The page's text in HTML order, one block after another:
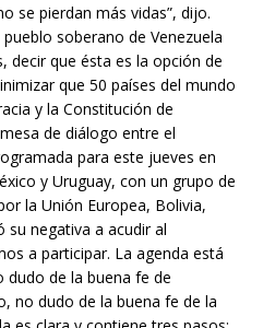
se pierdan más vidas”, dijo.
soberano de Venezuela
decir que ésta es la opción de
que 50 países del mundo
y la Constitución de
de diálogo entre el
para este jueves en
y Uruguay, con un grupo de
la Unión Europea, Bolivia,
su negativa a acudir al
a participar. La agenda está
de la buena fe de
no dudo de la buena fe de la